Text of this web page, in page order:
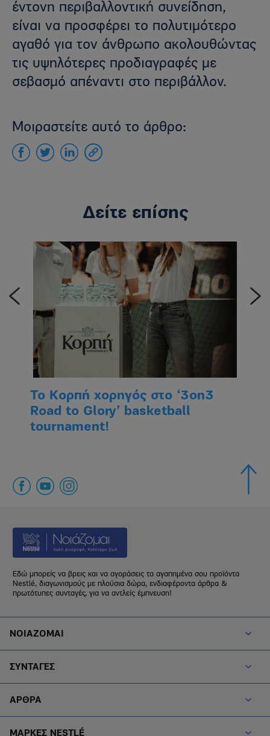
έντονη περιβαλλοντική συνείδηση,
είναι να προσφέρει το πολυτιμότερο
αγαθό για τον άνθρωπο ακολουθώντας
τις υψηλότερες προδιαγραφές με
σεβασμό απέναντι στο περιβάλλον.
Μοιραστείτε αυτό το άρθρο:
Δείτε επίσης
Το Κορπή χορηγός στο ‘3on3
Road to Glory’ basketball
tournament!
Εδώ μπορείς να βρεις και να αγοράσεις τα αγαπημένα σου προϊόντα
Nestlé, διαγωνισμούς με πλούσια δώρα, ενδιαφέροντα άρθρα &
πρωτότυπες συνταγές, για να αντλείς έμπνευση!
ΝΟΙΑΖΟΜΑΙ
ΣΥΝΤΑΓΕΣ
ΑΡΘΡΑ
Menu Brands
ΜΑΡΚΕΣ NESTLÉ